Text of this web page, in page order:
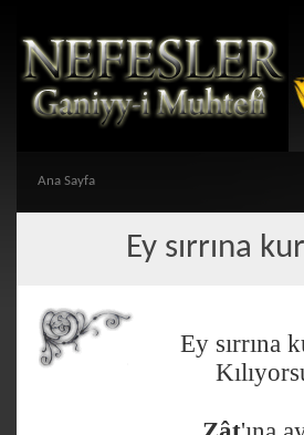
Ana Sayfa
Ey sırrına
Ey sırrına